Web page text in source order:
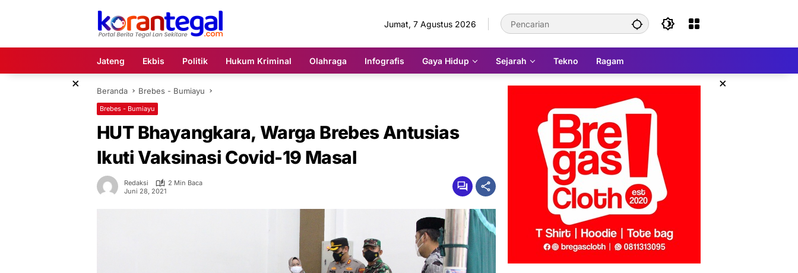
Jumat, 7 Agustus 2026
Jateng Ekbis Politik Hukum Kriminal Olahraga Infografis Gaya Hidup Sejarah Tekno Ragam
× ×
Beranda Brebes - Bumiayu
Brebes - Bumiayu
HUT Bhayangkara, Warga Brebes Antusias
Ikuti Vaksinasi Covid-19 Masal
Redaksi
2 Min Baca
Juni 28, 2021